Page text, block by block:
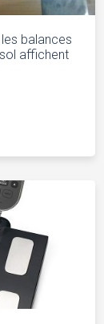
balances
affichent